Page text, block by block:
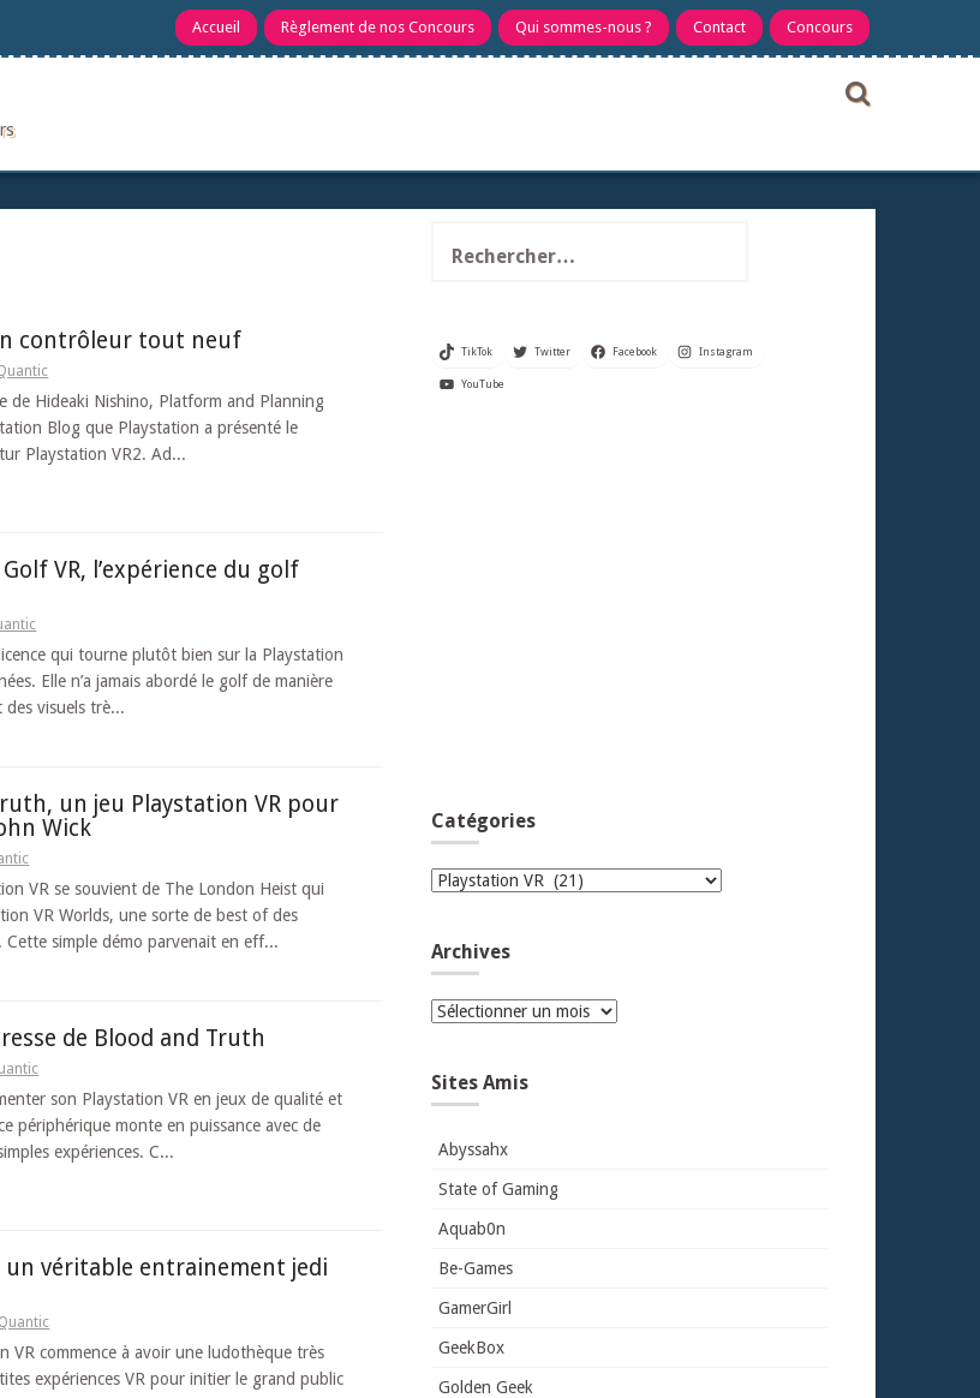
Accueil Règlement de nos Concours Qui sommes-nous ? Contact Concours
contrôleur tout neuf
de Hideaki Nishino, Platform and Planning
Blog que Playstation a présenté le
Playstation VR2. Ad...
Golf VR, l’expérience du golf
qui tourne plutôt bien sur la Playstation
Elle n’a jamais abordé le golf de manière
des visuels trè...
un jeu Playstation VR pour
Wick
VR se souvient de The London Heist qui
VR Worlds, une sorte de best of des
Cette simple démo parvenait en eff...
de Blood and Truth
son Playstation VR en jeux de qualité et
périphérique monte en puissance avec de
expériences. C...
un véritable entrainement jedi
Quantic
VR commence à avoir une ludothèque très
expériences VR pour initier le grand public
TikTok Twitter Facebook Instagram
YouTube
Catégories
Catégories
Archives
Archives
Sites Amis
Abyssahx
State of Gaming
Aquab0n
Be-Games
GamerGirl
GeekBox
Golden Geek